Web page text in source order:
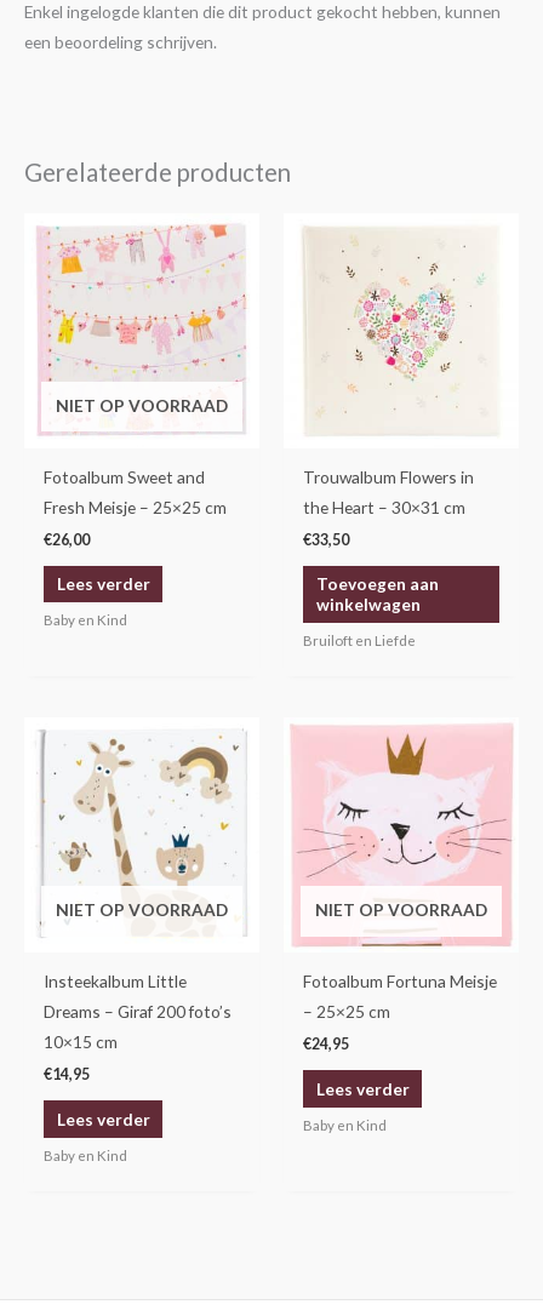
Enkel ingelogde klanten die dit product gekocht hebben, kunnen
een beoordeling schrijven.
Gerelateerde producten
NIET OP VOORRAAD
Fotoalbum Sweet and
Fresh Meisje – 25×25 cm
€26,00
Lees verder
Baby en Kind
Trouwalbum Flowers in
the Heart – 30×31 cm
€33,50
Toevoegen aan
winkelwagen
Bruiloft en Liefde
NIET OP VOORRAAD
Insteekalbum Little
Dreams – Giraf 200 foto’s
10×15 cm
€14,95
Lees verder
Baby en Kind
NIET OP VOORRAAD
Fotoalbum Fortuna Meisje
– 25×25 cm
€24,95
Lees verder
Baby en Kind